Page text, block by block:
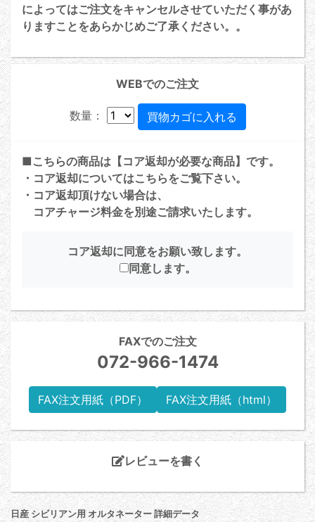
によってはご注文をキャンセルさせていただく事があ
りますことをあらかじめご了承ください。。
WEBでのご注文
数量：
■こちらの商品は【コア返却が必要な商品】です。
・コア返却についてはこちらをご覧下さい。
・コア返却頂けない場合は、
コアチャージ料金を別途ご請求いたします。
コア返却に同意をお願い致します。
同意します。
FAXでのご注文
072-966-1474
FAX注文用紙（PDF） FAX注文用紙（html）
レビューを書く
日産 シビリアン用 オルタネーター 詳細データ